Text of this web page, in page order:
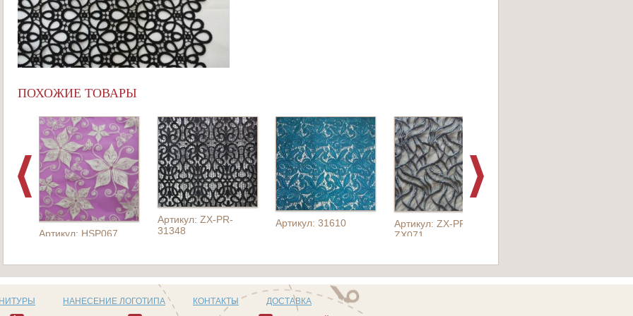
ПОХОЖИЕ ТОВАРЫ
Артикул: HSP067
Артикул: ZX-PR-
31348
Артикул: 31610
Артикул: ZX-PR-
ZX071
НАНЕСЕНИЕ ЛОГОТИПА КОНТАКТЫ ДОСТАВКА